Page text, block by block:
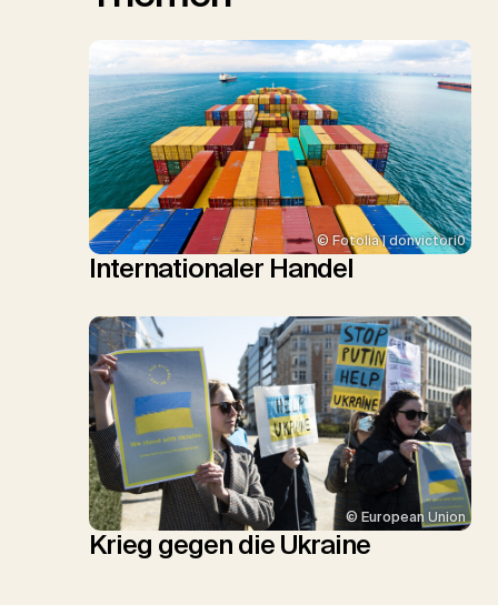
© Fotolia | donvictori0
Internationaler Handel
© European Union
Krieg gegen die Ukraine